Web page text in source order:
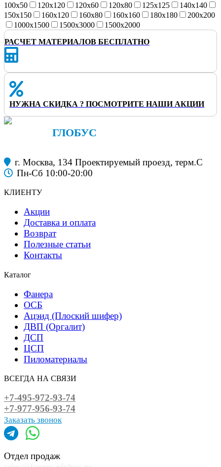
100x50
120x120 120x60 120x80 125x125
140x140
150x150
160x120 160x80 160x160 180x180
200x200
1000x1500
1500x3000
1500x2000
РАСЧЕТ МАТЕРИАЛОВ БЕСПЛАТНО
НУЖНА СКИДКА ? ПОСМОТРИТЕ НАШИ АКЦИИ
ГЛОБУС
г. Москва, 134 Проектируемый проезд, терм.С
Пн-Сб 10:00-20:00
КЛИЕНТУ
Акции
Доставка и оплата
Возврат
Полезные статьи
Контакты
Каталог
Фанера
ОСБ
Ацэид (Плоский шифер)
ДВП (Оргалит)
ДСП
ЦСП
Пиломатериалы
ВСЕГДА НА СВЯЗИ
+7-495-972-93-74
+7-977-956-93-74
Заказать звонок
Отдел продаж